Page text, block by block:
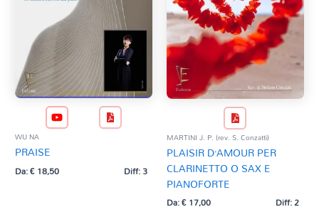
WU NA
PRAISE
Da:€18,50 Diff: 3
MARTINI J. P. (rev. S. Conzatti)
PLAISIR D’AMOUR PER
CLARINETTO O SAX E
PIANOFORTE
Da:€17,00 Diff: 2